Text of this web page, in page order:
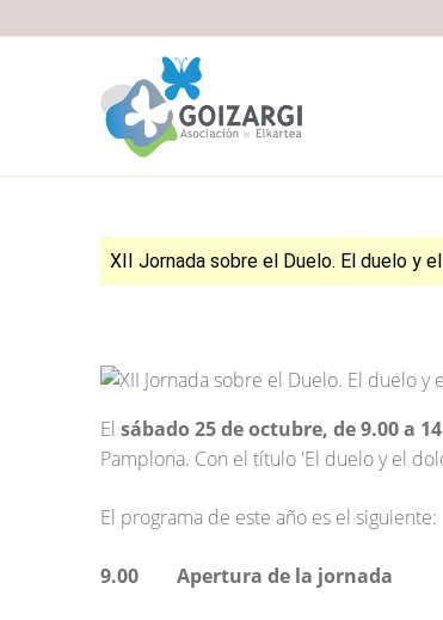
XII Jornada sobre el Duelo. El duelo y
El sábado 25 de octubre, de 9.00 a
Pamplona. Con el título 'El duelo y el
El programa de este año es el siguiente:
9.00 Apertura de la jornada